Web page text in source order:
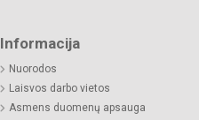
Informacija
Nuorodos
Laisvos darbo vietos
Asmens duomenų apsauga